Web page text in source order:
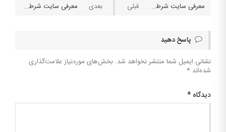
معرفی سایت شرط بندی فیت بت (Fitbet) معرفی سایت شرط بندی OneHash
پاسخ دهید
نشانی ایمیل شما منتشر نخواهد شد. بخش‌های موردنیاز علامت‌گذاری
شده‌اند *
دیدگاه *